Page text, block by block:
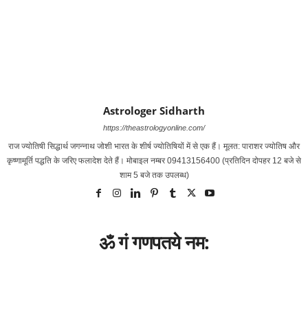
Astrologer Sidharth
https://theastrologyonline.com/
राज ज्‍योतिषी सिद्धार्थ जगन्‍नाथ जोशी भारत के शीर्ष ज्‍योतिषियों में से एक हैं। मूलत: पाराशर ज्‍योतिष और
कृष्‍णामूर्ति पद्धति के जरिए फलादेश देते हैं। मोबाइल नम्‍बर 09413156400 (प्रतिदिन दोपहर 12 बजे से
शाम 5 बजे तक उपलब्‍ध)
ॐ गं गणपतये नम: